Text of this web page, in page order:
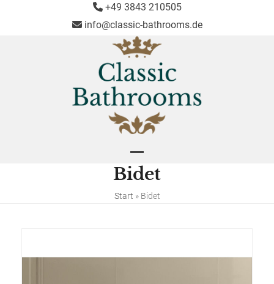
+49 3843 210505
info@classic-bathrooms.de
Open
mobile
menu
Close
mobile
menu
Bidet
Start » Bidet